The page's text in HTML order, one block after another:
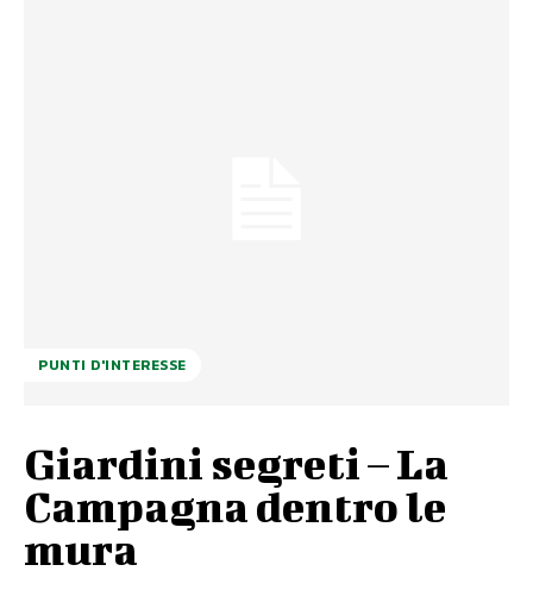
PUNTI D'INTERESSE
Giardini segreti – La
Campagna dentro le
mura